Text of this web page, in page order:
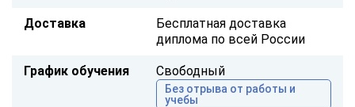
Доставка
Бесплатная доставка
диплома по всей России
График обучения Свободный
Без отрыва от работы и
учебы